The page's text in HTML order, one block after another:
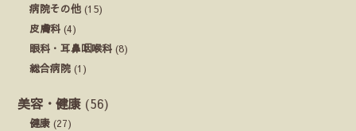
病院その他 (15)
皮膚科 (4)
眼科・耳鼻咽喉科 (8)
総合病院 (1)
美容・健康 (56)
健康 (27)